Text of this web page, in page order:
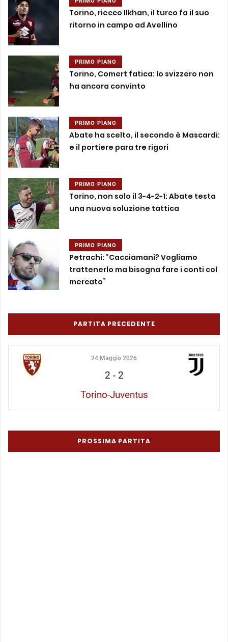
Torino, riecco Ilkhan, il turco fa il suo
ritorno in campo ad Avellino
PRIMO PIANO
Torino, Comert fatica: lo svizzero non
ha ancora convinto
PRIMO PIANO
Abate ha scelto, il secondo è Mascardi:
e il portiere para tre rigori
PRIMO PIANO
Torino, non solo il 3-4-2-1: Abate testa
una nuova soluzione tattica
PRIMO PIANO
Petrachi: “Cacciamani? Vogliamo
trattenerlo ma bisogna fare i conti col
mercato”
PARTITA PRECEDENTE
24 Maggio 2026
2 - 2
Torino-Juventus
PROSSIMA PARTITA